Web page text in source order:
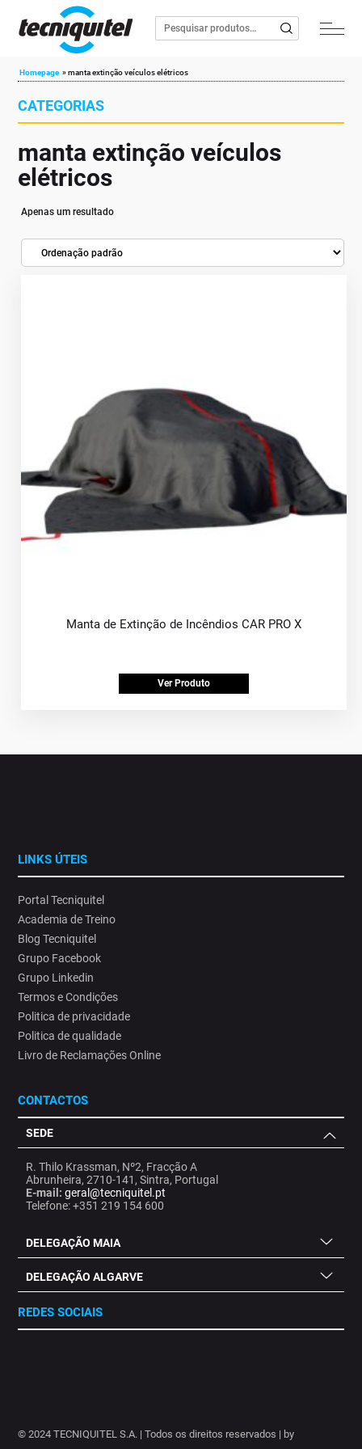
Homepage »manta extinção veículos elétricos
CATEGORIAS
manta extinção veículos
elétricos
Apenas um resultado
Manta de Extinção de Incêndios CAR PRO X
Ver Produto
LINKS ÚTEIS
Portal Tecniquitel
Academia de Treino
Blog Tecniquitel
Grupo Facebook
Grupo Linkedin
Termos e Condições
Politica de privacidade
Politica de qualidade
Livro de Reclamações Online
CONTACTOS
SEDE
R. Thilo Krassman, Nº2, Fracção A
Abrunheira, 2710-141, Sintra, Portugal
E-mail: geral@tecniquitel.pt
Telefone: +351 219 154 600
DELEGAÇÃO MAIA
DELEGAÇÃO ALGARVE
REDES SOCIAIS
© 2024 TECNIQUITEL S.A. | Todos os direitos reservados | by